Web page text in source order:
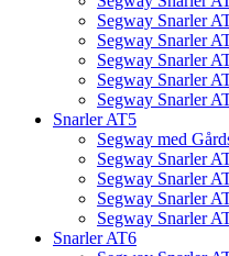
Segway Snarler
Segway Snarler
Segway Snarler
Segway Snarler
Segway Snarler
Snarler AT5
Segway med
Segway Snarler
Segway Snarler
Segway Snarler
Segway Snarler
Snarler AT6